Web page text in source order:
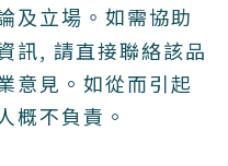
及立場。 如需協助
訊, 請直接聯絡該品
意見。如從而引起
概不負責。